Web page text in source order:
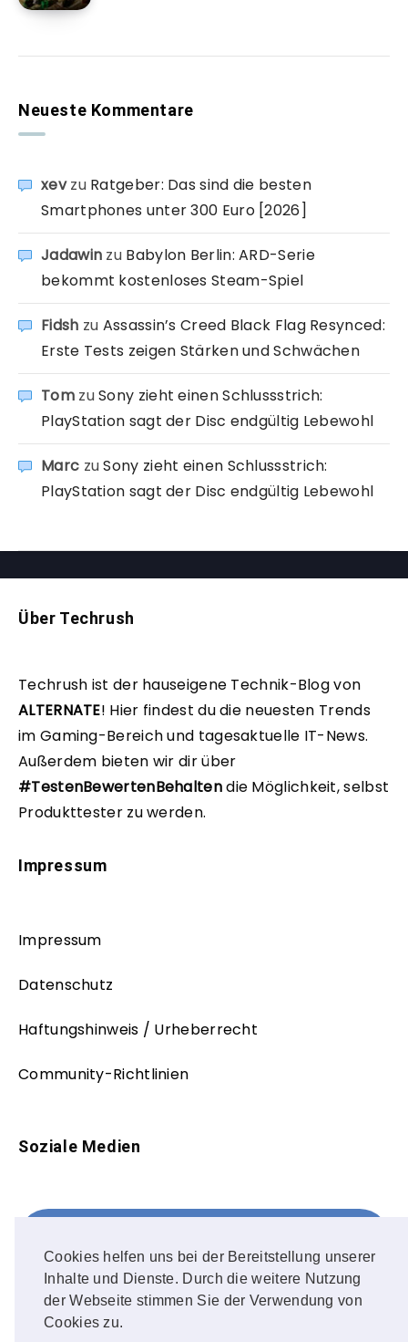
Cookies helfen uns bei der Bereitstellung unserer
Inhalte und Dienste. Durch die weitere Nutzung
der Webseite stimmen Sie der Verwendung von
Cookies zu.
Neueste Kommentare
xevzu Ratgeber: Das sind die besten
Smartphones unter 300 Euro [2026]
Jadawin zu Babylon Berlin: ARD-Serie
bekommt kostenloses Steam-Spiel
Fidsh zu Assassin’s Creed Black Flag Resynced:
Erste Tests zeigen Stärken und Schwächen
TomzuSony zieht einen Schlussstrich:
PlayStation sagt der Disc endgültig Lebewohl
Marc zuSony zieht einen Schlussstrich:
PlayStation sagt der Disc endgültig Lebewohl
Über Techrush
Techrush ist der hauseigene Technik-Blog von
ALTERNATE! Hier findest du die neuesten Trends
im Gaming-Bereich und tagesaktuelle IT-News.
Außerdem bieten wir dir über
#TestenBewertenBehaltendie Möglichkeit, selbst
Produkttester zu werden.
Impressum
Impressum
Datenschutz
Haftungshinweis / Urheberrecht
Community-Richtlinien
Soziale Medien
FOLLOW ME!
Instagram
OUR PHOTOS!